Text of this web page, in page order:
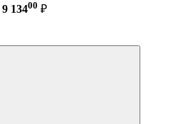
9 13400 ₽